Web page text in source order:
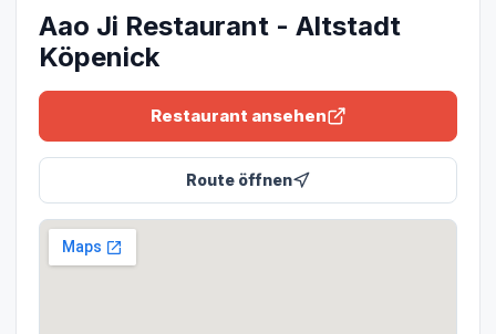
Aao Ji Restaurant - Altstadt
Köpenick
Restaurant ansehen
Route öffnen